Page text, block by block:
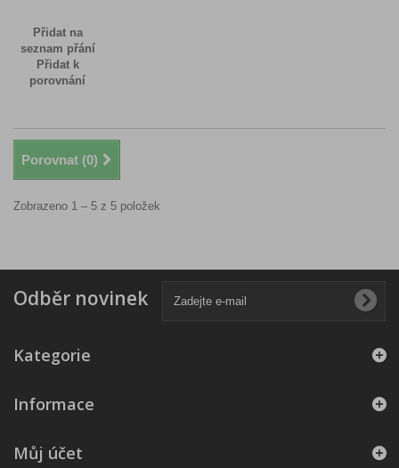
Přidat na
seznam přání
Přidat k
porovnání
Porovnat (0)
Zobrazeno 1 – 5 z 5 položek
Odběr novinek
Kategorie
Informace
Můj účet